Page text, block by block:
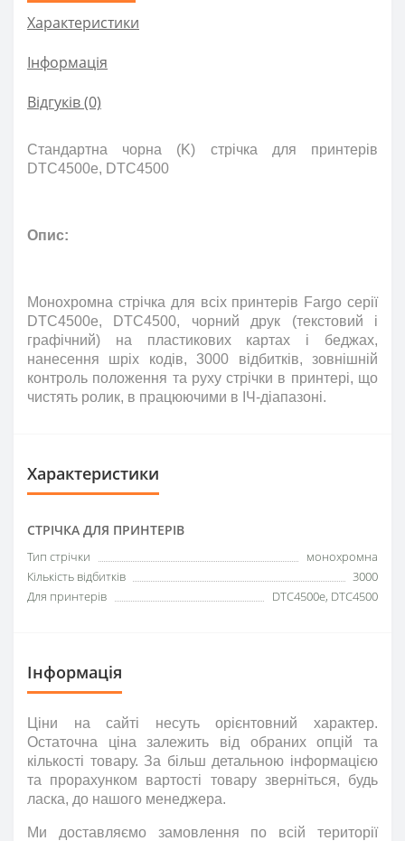
Характеристики
Інформація
Відгуків (0)
Стандартна чорна (K) стрічка для принтерів
DTC4500e, DTC4500
Опис:
Монохромна стрічка для всіх принтерів Fargo серії
DTC4500e, DTC4500, чорний друк (текстовий і
графічний) на пластикових картах і беджах,
нанесення шріх кодів, 3000 відбитків, зовнішній
контроль положення та руху стрічки в принтері, що
чистять ролик, в працюючими в ІЧ-діапазоні.
Характеристики
СТРІЧКА ДЛЯ ПРИНТЕРІВ
Тип стрічки
монохромна
Кількість відбитків
3000
Для принтерів
DTC4500e, DTC4500
Інформація
Ціни на сайті несутьорієнтовний характер.
Остаточна ціна залежить від обраних опцій та
кількості товару. За більш детальною інформацією
та прорахунком вартості товару зверніться, будь
ласка, до нашого менеджера.
Ми доставляємо замовлення по всій території